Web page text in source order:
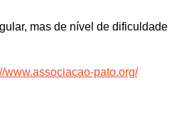
mas de nível de dificuldade
www.associacao-pato.org/